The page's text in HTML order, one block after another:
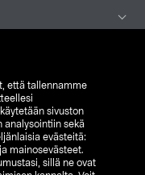
että tallennamme
sivuston
analysointiin sekä
evästeitä:
mainosevästeet.
sillä ne ovat